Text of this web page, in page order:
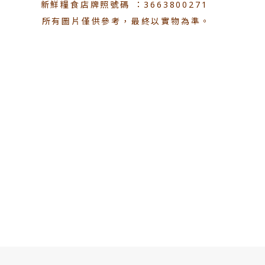
新鮮糧食店牌照號碼 ：3663800271
所有圖片僅供參考，最終以實物為準。